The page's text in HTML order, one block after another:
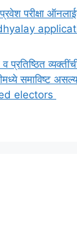
प्रवेश परीक्षा
व प्रतिष्ठित
समाविष्ट
electors